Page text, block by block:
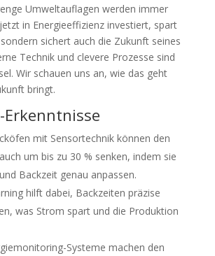
Umweltauflagen werden immer
in Energieeffizienz investiert, spart
sichert auch die Zukunft seines
Technik und clevere Prozesse sind
Wir schauen uns an, wie das geht
bringt.
Erkenntnisse
mit Sensortechnik können den
um bis zu 30 % senken, indem sie
Backzeit genau anpassen.
hilft dabei, Backzeiten präzise
was Strom spart und die Produktion
Systeme machen den